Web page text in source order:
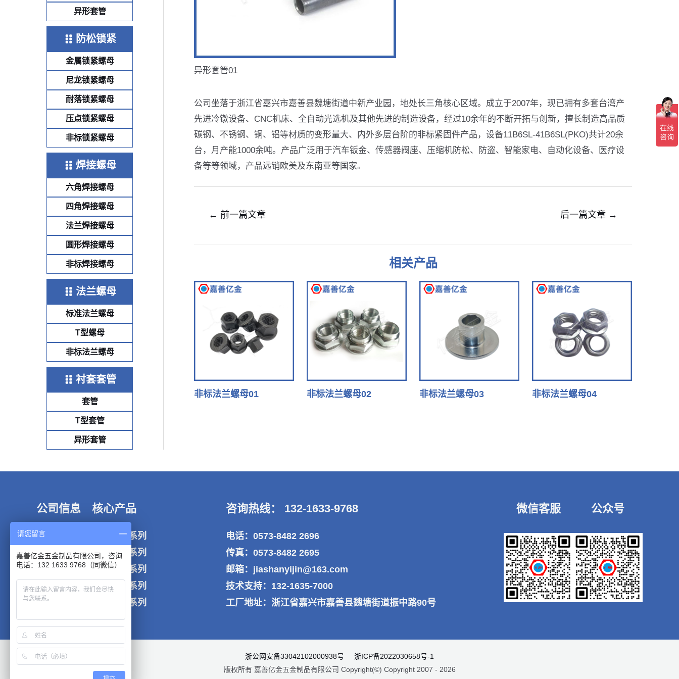
异形套管
防松锁紧
金属锁紧螺母
尼龙锁紧螺母
耐落锁紧螺母
压点锁紧螺母
非标锁紧螺母
焊接螺母
六角焊接螺母
四角焊接螺母
法兰焊接螺母
圆形焊接螺母
非标焊接螺母
法兰螺母
标准法兰螺母
T型螺母
非标法兰螺母
衬套套管
套管
T型套管
异形套管
异形套管01
公司坐落于浙江省嘉兴市嘉善县魏塘街道中新产业园，地处长三角核心区域。成立于2007年，现已拥有多套台湾产
先进冷镦设备、CNC机床、全自动光选机及其他先进的制造设备，经过10余年的不断开拓与创新，擅长制造高品质
碳钢、不锈钢、铜、铝等材质的变形量大、内外多层台阶的非标紧固件产品，设备11B6SL-41B6SL(PKO)共计20余
台，月产能1000余吨。产品广泛用于汽车钣金、传感器阀座、压缩机防松、防盗、智能家电、自动化设备、医疗设
备等等领域，产品远销欧美及东南亚等国家。
← 前一篇文章 后一篇文章 →
相关产品
非标法兰螺母01 非标法兰螺母02 非标法兰螺母03 非标法兰螺母04
公司信息
工厂实况
应用领域
关于我们
联系我们
核心产品
非标定制系列
防松锁紧系列
焊接螺母系列
法兰螺母系列
衬套套管系列
咨询热线： 132-1633-9768
电话：0573-8482 2696
传真：0573-8482 2695
邮箱：jiashanyijin@163.com
技术支持：132-1635-7000
工厂地址：浙江省嘉兴市嘉善县魏塘街道振中路90号
微信客服 公众号
浙公网安备33042102000938号
浙ICP备2022030658号-1
版权所有 嘉善亿金五金制品有限公司 Copyright(©) Copyright 2007 - 2026
请您留言
嘉善亿金五金制品有限公司，咨询
电话：132 1633 9768（同微信）